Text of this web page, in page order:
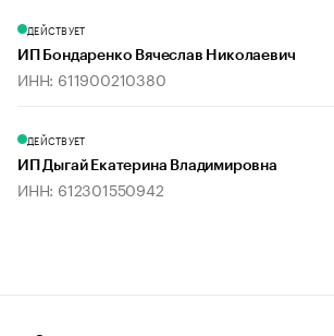
ДЕЙСТВУЕТ
ИП Бондаренко Вячеслав Николаевич
ИНН: 611900210380
ДЕЙСТВУЕТ
ИП Дыгай Екатерина Владимировна
ИНН: 612301550942